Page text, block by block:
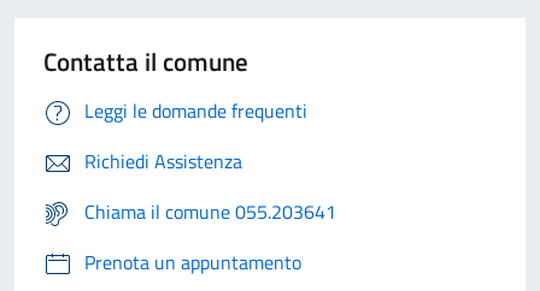
Contatta il comune
Leggi le domande frequenti
Richiedi Assistenza
Chiama il comune 055.203641
Prenota un appuntamento